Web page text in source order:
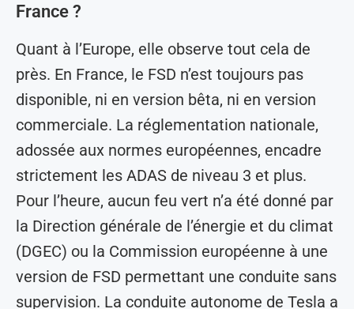
France ?
Quant à l’Europe, elle observe tout cela de
près. En France, le FSD n’est toujours pas
disponible, ni en version bêta, ni en version
commerciale. La réglementation nationale,
adossée aux normes européennes, encadre
strictement les ADAS de niveau 3 et plus.
Pour l’heure, aucun feu vert n’a été donné par
la Direction générale de l’énergie et du climat
(DGEC) ou la Commission européenne à une
version de FSD permettant une conduite sans
supervision. La conduite autonome de Tesla a